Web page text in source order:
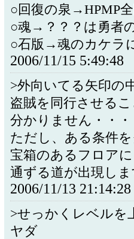
○回復の泉→HPMP全
○魂→？？？は勇者
○石版→魂のカケラ
2006/11/15 5:49:48
>外向いてる矢印の
盗賊を同行させる
分かりません・・・
ただし、ある条件
宝箱のあるフロアに
通ずる道が出現しま
2006/11/13 21:14:28
>せっかくレベルを
ヤダ